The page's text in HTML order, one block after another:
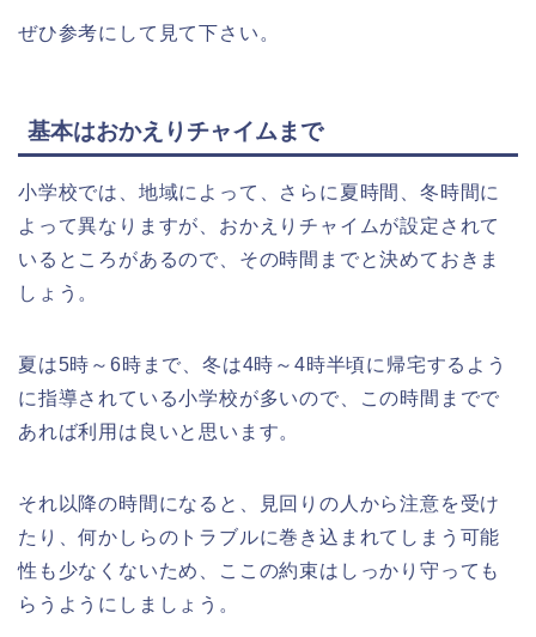
ぜひ参考にして見て下さい。
基本はおかえりチャイムまで
小学校では、地域によって、さらに夏時間、冬時間に
よって異なりますが、おかえりチャイムが設定されて
いるところがあるので、その時間までと決めておきま
しょう。
夏は5時～6時まで、冬は4時～4時半頃に帰宅するよう
に指導されている小学校が多いので、この時間までで
あれば利用は良いと思います。
それ以降の時間になると、見回りの人から注意を受け
たり、何かしらのトラブルに巻き込まれてしまう可能
性も少なくないため、ここの約束はしっかり守っても
らうようにしましょう。